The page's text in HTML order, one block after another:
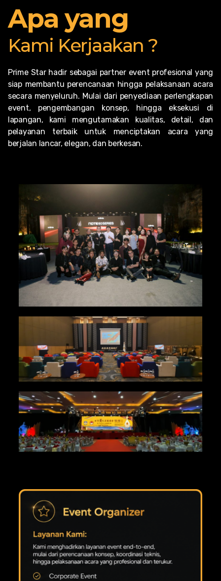
Apa yang
Kami Kerjaakan ?
Prime Star hadir sebagai partner event profesional yang
siap membantu perencanaan hingga pelaksanaan acara
secara menyeluruh. Mulai dari penyediaan perlengkapan
event, pengembangan konsep, hingga eksekusi di
lapangan, kami mengutamakan kualitas, detail, dan
pelayanan terbaik untuk menciptakan acara yang
berjalan lancar, elegan, dan berkesan.